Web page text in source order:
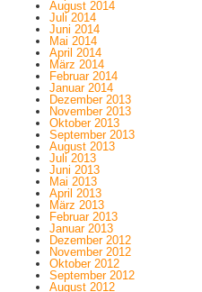
August 2014
Juli 2014
Juni 2014
Mai 2014
April 2014
März 2014
Februar 2014
Januar 2014
Dezember 2013
November 2013
Oktober 2013
September 2013
August 2013
Juli 2013
Juni 2013
Mai 2013
April 2013
März 2013
Februar 2013
Januar 2013
Dezember 2012
November 2012
Oktober 2012
September 2012
August 2012